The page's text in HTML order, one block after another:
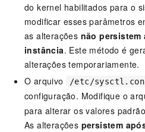
do kernel habilitados para o
modificar esses parâmetros
as alterações não persistem
instância. Este método é
alterações temporariamente.
O arquivo
/etc/
configuração. Modifique o
para alterar os valores
As alterações persistem